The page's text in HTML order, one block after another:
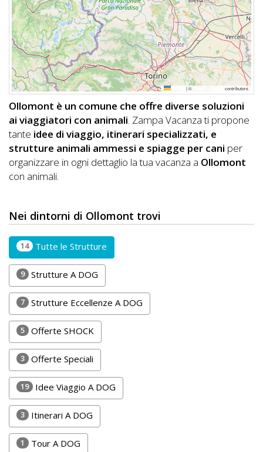
DOG
INFO
A
DOG
CHIEDI
CODICE
SCONTO
Video
Tutorial
Lavora
con
Noi
Inserisci
Attività
Accedi
Registrati
|© contributors
Ollomont è un comune che offre diverse soluzioni
ai viaggiatori con animali. Zampa Vacanza ti propone
tante idee di viaggio, itinerari specializzati, e
strutture animali ammessi e spiagge per cani per
organizzare in ogni dettaglio la tua vacanza a Ollomont
con animali.
Nei dintorni di Ollomont trovi
14 Tutte le Strutture
9 Strutture A DOG
7 Strutture Eccellenze A DOG
5 Offerte SHOCK
3 Offerte Speciali
19 Idee Viaggio A DOG
3 Itinerari A DOG
1 Tour A DOG